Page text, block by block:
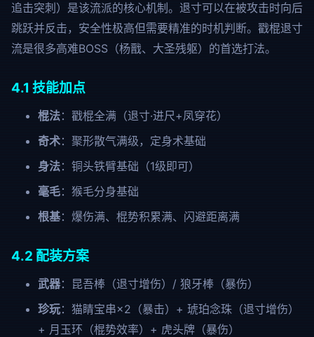
追击突刺）是该流派的核心机制。退寸可以在被攻击时向后
跳跃并反击，安全性极高但需要精准的时机判断。戳棍退寸
流是很多高难BOSS（杨戬、大圣残躯）的首选打法。
4.1 技能加点
棍法：戳棍全满（退寸·进尺+凤穿花）
奇术：聚形散气满级，定身术基础
身法：铜头铁臂基础（1级即可）
毫毛：猴毛分身基础
根基：爆伤满、棍势积累满、闪避距离满
4.2 配装方案
武器：昆吾棒（退寸增伤）/ 狼牙棒（暴伤）
珍玩：猫睛宝串×2（暴击）+ 琥珀念珠（退寸增伤）
+ 月玉环（棍势效率）+ 虎头牌（暴伤）